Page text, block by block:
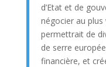
d’Etat et de
négocier au
permettrait de
de serre
financière, et